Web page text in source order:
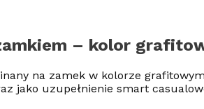
– kolor
na zamek w kolorze
jako uzupełnienie smart